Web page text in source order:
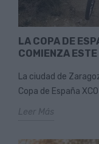
LA COPA DE
COMIENZA
La ciudad de
Copa de España
Leer Más